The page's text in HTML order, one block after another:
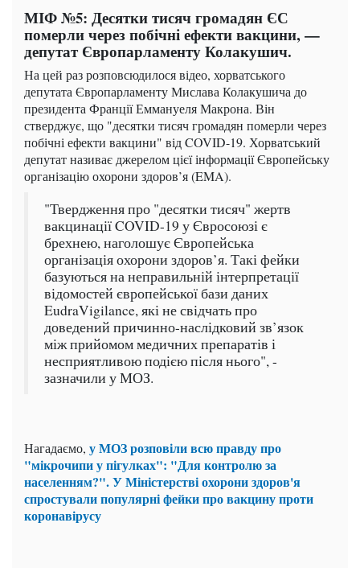
МІФ №5: Десятки тисяч громадян ЄС
померли через побічні ефекти вакцини, —
депутат Європарламенту Колакушич.
На цей раз розповсюдилося відео, хорватського
депутата Європарламенту Мислава Колакушича до
президента Франції Еммануеля Макрона. Він
стверджує, що "десятки тисяч громадян померли через
побічні ефекти вакцини" від COVID-19. Хорватський
депутат називає джерелом цієї інформації Європейську
організацію охорони здоров’я (EMA).
​​"Твердження про "десятки тисяч" жертв
вакцинації COVID-19 у Євросоюзі є
брехнею, наголошує Європейська
організація охорони здоров’я. Такі фейки
базуються на неправильній інтерпретації
відомостей європейської бази даних
EudraVigilance, які не свідчать про
доведений причинно-наслідковий зв’язок
між прийомом медичних препаратів і
несприятливою подією після нього", -
зазначили у МОЗ.
Нагадаємо, у МОЗ розповіли всю правду про
"мікрочипи у пігулках": "Для контролю за
населенням?". У Міністерстві охорони здоров'я
спростували популярні фейки про вакцину проти
коронавірусу